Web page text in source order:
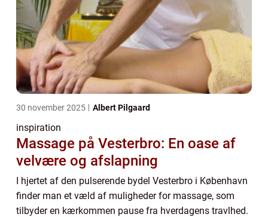
30 november 2025 Albert Pilgaard
inspiration
Massage på Vesterbro: En oase af
velvære og afslapning
I hjertet af den pulserende bydel Vesterbro i København
finder man et væld af muligheder for massage, som
tilbyder en kærkommen pause fra hverdagens travlhed.